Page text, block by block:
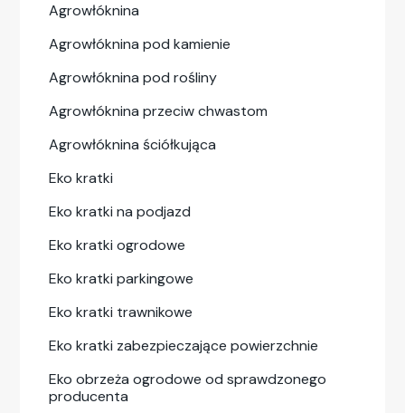
Agrowłóknina
Agrowłóknina pod kamienie
Agrowłóknina pod rośliny
Agrowłóknina przeciw chwastom
Agrowłóknina ściółkująca
Eko kratki
Eko kratki na podjazd
Eko kratki ogrodowe
Eko kratki parkingowe
Eko kratki trawnikowe
Eko kratki zabezpieczające powierzchnie
Eko obrzeża ogrodowe od sprawdzonego
producenta